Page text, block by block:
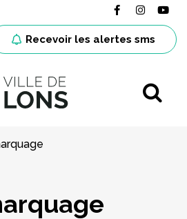
Lien vers le
Lien
Recevoir les alertes sms
de la ville de Lons (64)